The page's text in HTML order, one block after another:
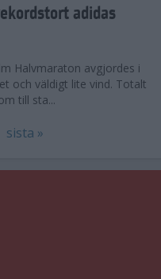
adidas
Halvmaraton avgjordes i
och väldigt lite vind. Totalt
till sta...
sista »